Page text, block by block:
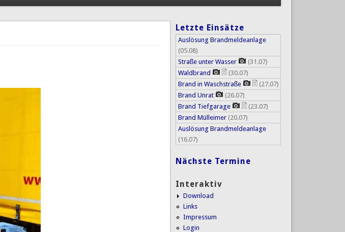
Letzte Einsätze
Auslösung Brandmeldeanlage
(05.08)
Straße unter Wasser
(31.07)
Waldbrand
(30.07)
Brand in Waschstraße
(27.07)
Brand Unrat
(26.07)
Brand Tiefgarage
(23.07)
Brand Mülleimer (20.07)
Auslösung Brandmeldeanlage
(16.07)
Nächste Termine
Interaktiv
Download
Links
Impressum
Login